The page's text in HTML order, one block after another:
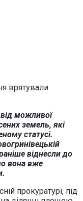
можливої
земель, які
статусі.
віднесли до
вона вже
прокуратурі, під